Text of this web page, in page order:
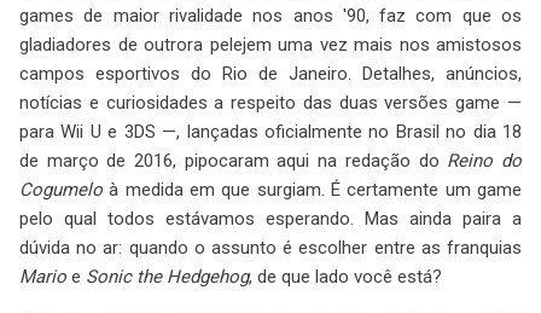
games de maior rivalidade nos anos '90, faz com que os
gladiadores de outrora pelejem uma vez mais nos amistosos
campos esportivos do Rio de Janeiro. Detalhes, anúncios,
notícias e curiosidades a respeito das duas versões game —
para Wii U e 3DS —, lançadas oficialmente no Brasil no dia 18
de março de 2016, pipocaram aqui na redação do Reino do
Cogumelo à medida em que surgiam. É certamente um game
pelo qual todos estávamos esperando. Mas ainda paira a
dúvida no ar: quando o assunto é escolher entre as franquias
Mario e Sonic the Hedgehog, de que lado você está?